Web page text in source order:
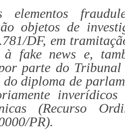
elementos
objetos de
DF, em
à fake news e,
parte do
do diploma de
inverídicos
(Recurso
PR).